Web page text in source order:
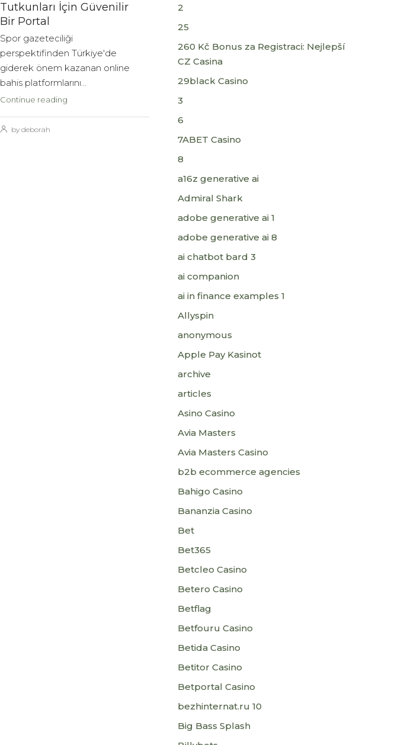
Tutkunları İçin Güvenilir
Bir Portal
Spor gazeteciliği
perspektifinden Türkiye'de
giderek önem kazanan online
bahis platformlarını...
Continue reading
by deborah
2
25
260 Kč Bonus za Registraci: Nejlepší
CZ Casina
29black Casino
3
6
7ABET Casino
8
a16z generative ai
Admiral Shark
adobe generative ai 1
adobe generative ai 8
ai chatbot bard 3
ai companion
ai in finance examples 1
Allyspin
anonymous
Apple Pay Kasinot
archive
articles
Asino Casino
Avia Masters
Avia Masters Casino
b2b ecommerce agencies
Bahigo Casino
Bananzia Casino
Bet
Bet365
Betcleo Casino
Betero Casino
Betflag
Betfouru Casino
Betida Casino
Betitor Casino
Betportal Casino
bezhinternat.ru 10
Big Bass Splash